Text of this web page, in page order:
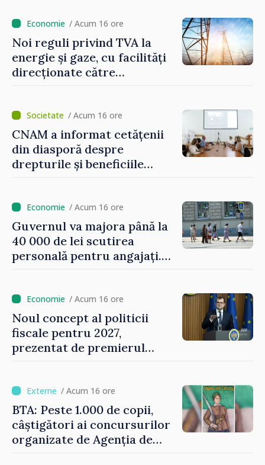
/ Acum 16 ore
Noi reguli privind TVA la
energie și gaze, cu facilități
direcționate către
/ Acum 16 ore
CNAM a informat cetățenii
din diasporă despre
drepturile și beneficiile
/ Acum 16 ore
Guvernul va majora până la
40 000 de lei scutirea
personală pentru angajați.
oamenilor”/ Acum 16 ore
Noul concept al politicii
fiscale pentru 2027,
prezentat de premierul
investițiile, taxăm viciile și
echilibrăm taxarea
consumului”
/ Acum 16 ore
BTA: Peste 1.000 de copii,
câștigători ai concursurilor
organizate de Agenția de